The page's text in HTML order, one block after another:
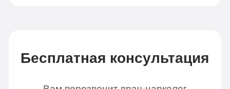
Бесплатная консультация